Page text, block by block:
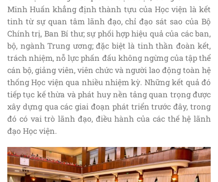
Minh Huấn khẳng định thành tựu của Học viện là kết
tinh từ sự quan tâm lãnh đạo, chỉ đạo sát sao của Bộ
Chính trị, Ban Bí thư; sự phối hợp hiệu quả của các ban,
bộ, ngành Trung ương; đặc biệt là tinh thần đoàn kết,
trách nhiệm, nỗ lực phấn đấu không ngừng của tập thể
cán bộ, giảng viên, viên chức và người lao động toàn hệ
thống Học viện qua nhiều nhiệm kỳ. Những kết quả đó
tiếp tục kế thừa và phát huy nền tảng quan trọng được
xây dựng qua các giai đoạn phát triển trước đây, trong
đó có vai trò lãnh đạo, điều hành của các thế hệ lãnh
đạo Học viện.